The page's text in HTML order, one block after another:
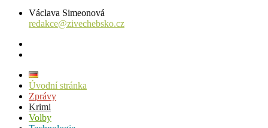
Václava Simeonová
redakce@zivechebsko.cz
Úvodní stránka
Zprávy
Krimi
Volby